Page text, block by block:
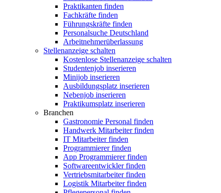
Praktikanten finden
Fachkräfte finden
Führungskräfte finden
Personalsuche Deutschland
Arbeitnehmerüberlassung
Stellenanzeige schalten
Kostenlose Stellenanzeige schalten
Studentenjob inserieren
Minijob inserieren
Ausbildungsplatz inserieren
Nebenjob inserieren
Praktikumsplatz inserieren
Branchen
Gastronomie Personal finden
Handwerk Mitarbeiter finden
IT Mitarbeiter finden
Programmierer finden
App Programmierer finden
Softwareentwickler finden
Vertriebsmitarbeiter finden
Logistik Mitarbeiter finden